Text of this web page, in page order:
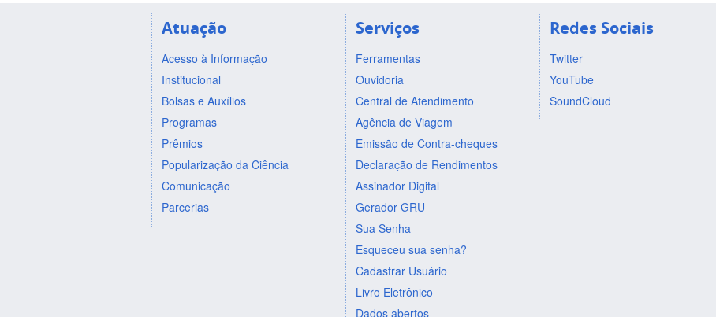
Atuação
Acesso à Informação
Institucional
Bolsas e Auxílios
Programas
Prêmios
Popularização da Ciência
Comunicação
Parcerias
Serviços
Ferramentas
Ouvidoria
Central de Atendimento
Agência de Viagem
Emissão de Contra-cheques
Declaração de Rendimentos
Assinador Digital
Gerador GRU
Sua Senha
Esqueceu sua senha?
Cadastrar Usuário
Livro Eletrônico
Dados abertos
Redes Sociais
Twitter
YouTube
SoundCloud